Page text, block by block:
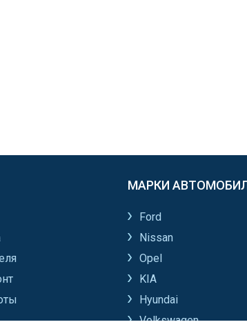
МАРКИ
Ford
Nissan
Opel
KIA
Hyundai
Volkswagen